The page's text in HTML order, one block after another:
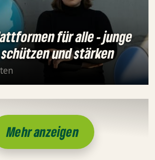
für alle - junge
und stärken
Mehr anzeigen